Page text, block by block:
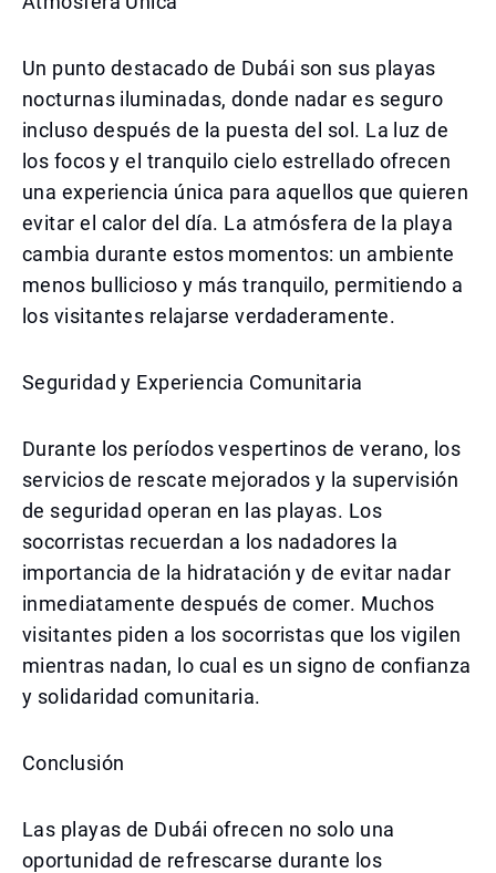
Un punto destacado de Dubái son sus playas
nocturnas iluminadas, donde nadar es seguro
incluso después de la puesta del sol. La luz de
los focos y el tranquilo cielo estrellado ofrecen
una experiencia única para aquellos que quieren
evitar el calor del día. La atmósfera de la playa
cambia durante estos momentos: un ambiente
menos bullicioso y más tranquilo, permitiendo a
los visitantes relajarse verdaderamente.
Seguridad y Experiencia Comunitaria
Durante los períodos vespertinos de verano, los
servicios de rescate mejorados y la supervisión
de seguridad operan en las playas. Los
socorristas recuerdan a los nadadores la
importancia de la hidratación y de evitar nadar
inmediatamente después de comer. Muchos
visitantes piden a los socorristas que los vigilen
mientras nadan, lo cual es un signo de confianza
y solidaridad comunitaria.
Conclusión
Las playas de Dubái ofrecen no solo una
oportunidad de refrescarse durante los